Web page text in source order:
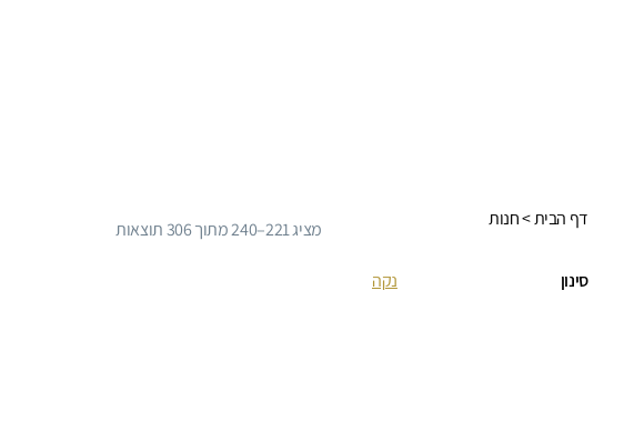
מציג 221–240 מתוך 306 תוצאות
פופולריות
דף הבית> חנות
נקה סינון